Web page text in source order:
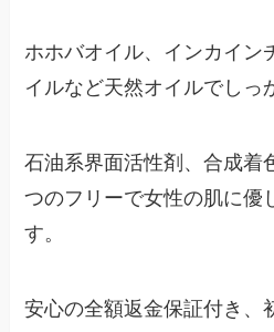
ホホバオイル、インカイン
イルなど天然オイルでしっ
石油系界面活性剤、合成着
つのフリーで女性の肌に優
す。
安心の全額返金保証付き、